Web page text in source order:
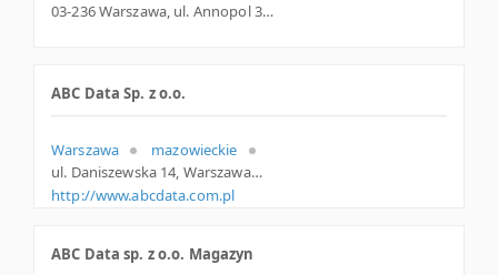
03-236 Warszawa, ul. Annopol 3, mazowieckie
ABC Data Sp. z o.o.
Warszawa
mazowieckie
ul. Daniszewska 14, Warszawa
http://www.abcdata.com.pl
ABC Data sp. z o.o. Magazyn